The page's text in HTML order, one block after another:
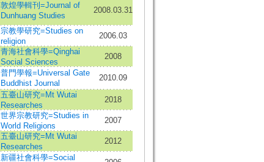
敦煌學輯刊=Journal of
Dunhuang Studies
2008.03.31
宗教學研究=Studies on
religion
2006.03
青海社會科學=Qinghai
Social Sciences
2008
普門學報=Universal Gate
Buddhist Journal
2010.09
五臺山研究=Mt Wutai
Researches
2018
世界宗教研究=Studies in
World Religions
2007
五臺山研究=Mt Wutai
Researches
2012
新疆社會科學=Social